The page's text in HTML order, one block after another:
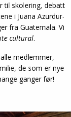
til skolering, debatt
i Juana Azurdur-
fra Guatemala. Vi
cultural.
medlemmer,
de som er nye
ganger før!